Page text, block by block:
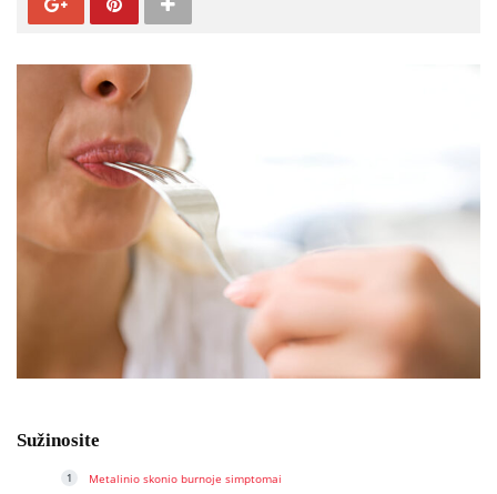
Sužinosite
Metalinio skonio burnoje simptomai